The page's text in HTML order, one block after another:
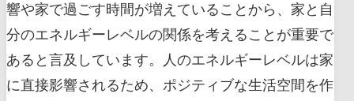
響や家で過ごす時間が増えていることから、家と自
分のエネルギーレベルの関係を考えることが重要で
あると言及しています。人のエネルギーレベルは家
に直接影響されるため、ポジティブな生活空間を作